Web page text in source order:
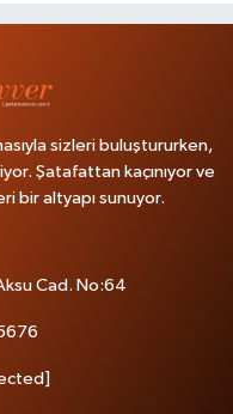
sizleri buluştururken,
Şatafattan kaçınıyor ve
bir altyapı sunuyor.
Cad. No:64